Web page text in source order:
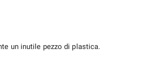
un inutile pezzo di plastica.